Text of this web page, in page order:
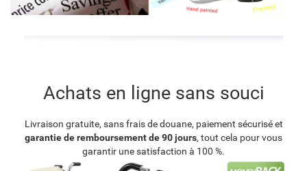
Achats en ligne sans souci
Livraison gratuite, sans frais de douane, paiement sécurisé et
garantie de remboursement de 90 jours, tout cela pour vous
garantir une satisfaction à 100 %.